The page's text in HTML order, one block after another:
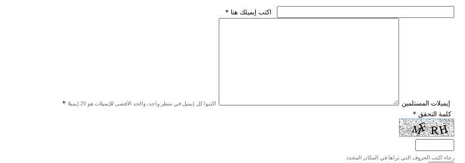
* اكتب إيميلك هنا
* إيميلات المستلمين اكتبوا كل إيميل في سطر واحد، والحد الأقصى للإيميلات هو 20 إيميلا.
* كلمة التحقق
رجاء اكتب الحروف التي تراها في المكان المحدد